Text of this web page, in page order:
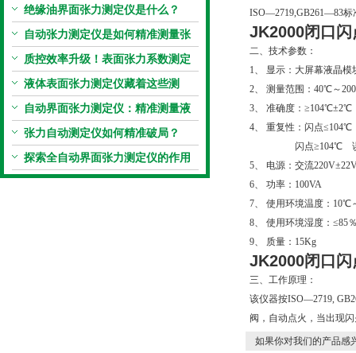
张力系数测量仪就够了
绝缘油界面张力测定仪是什么？
自动张力测定仪是如何精准测量张
力的？
质控效率升级！表面张力系数测定
仪真香警告
液体表面张力测定仪藏着这些测
定“小窍门”
自动界面张力测定仪：精准测量液
体界面张力的关键设备
张力自动测定仪如何精准破局？
探索全自动界面张力测定仪的作用
ISO—2719,GB261—83标
JK2000闭口闪
二、技术参数：
1、 显示：大屏幕液晶模
2、 测量范围：40℃～
3、 准确度：
4、 重复性：闪点
闪点≥104℃ 误
5、 电源：交流
6、 功率：100VA
7、 使用环境温度：10℃
8、 使用环境湿度：≤85
9、 质量：15Kg
JK2000闭口闪
三、工作原理：
该仪器按ISO—2719,
阀，自动点火，当出现
如果你对我们的产品感